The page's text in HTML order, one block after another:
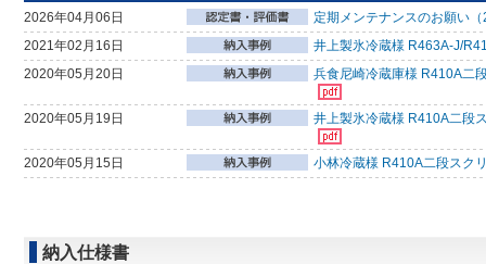
2026年04月06日
定期メンテナンスのお願い
2021年02月16日
井上製氷冷蔵様 R463A-J/
2020年05月20日
兵食尼崎冷蔵庫様 R410A二
2020年05月19日 井上製氷冷蔵様 R410A二段
2020年05月15日 小林冷蔵様 R410A二段スク
納入仕様書